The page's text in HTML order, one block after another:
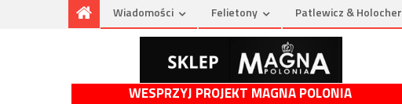
Wiadomości Felietony Patlewicz & Holocher
WESPRZYJ PROJEKT MAGNA POLONIA